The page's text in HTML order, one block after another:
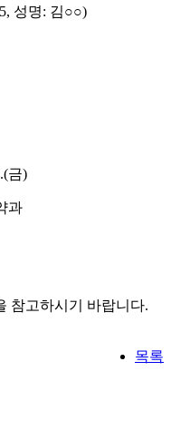
성명: 김○○)
금)
과
참고하시기 바랍니다.
목록